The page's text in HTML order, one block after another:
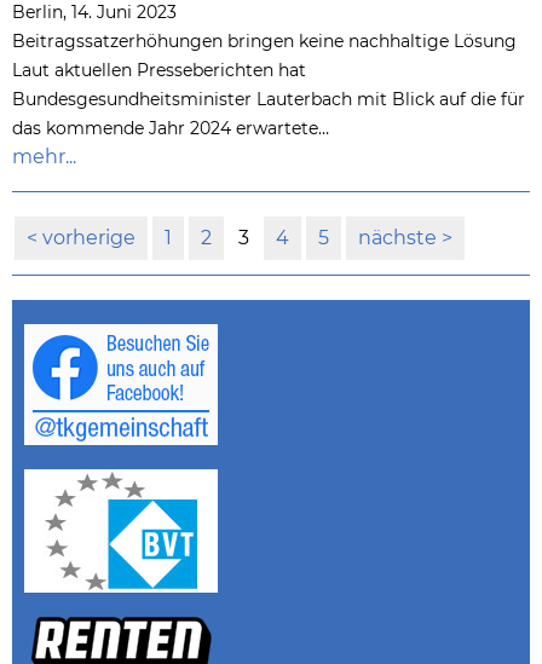
Berlin, 14. Juni 2023
Beitragssatzerhöhungen bringen keine nachhaltige Lösung
Laut aktuellen Presseberichten hat
Bundesgesundheitsminister Lauterbach mit Blick auf die für
das kommende Jahr 2024 erwartete…
mehr...
vorherige 1 2 3 4 5 nächste